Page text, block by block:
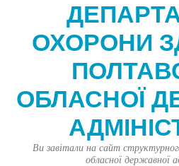
ОХОРОНИ
ОБЛАСНОЇ
Ви завітали на сайт
обласної державної